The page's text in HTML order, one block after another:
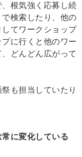
根気強く応募し続
検索したり、他の
てワークショップ
に行くと他のワー
どんどん広がって
も担当していたり
に変化している